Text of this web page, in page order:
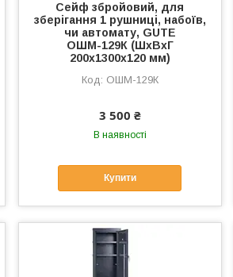
Сейф збройовий, для
зберігання 1 рушниці, набоїв,
чи автомату, GUTE
ОШМ-129К (ШхВхГ
200х1300х120 мм)
ОШМ-129К
3 500 ₴
В наявності
Купити